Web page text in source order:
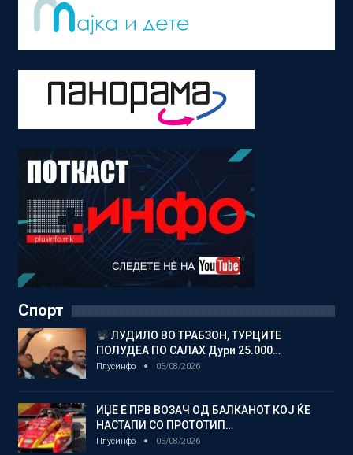
Спорт
ЛУДИЛО ВО ТРАБЗОН, ТУРЦИТЕ
ПОЛУДЕА ПО САЛАХ Дури 25.000…
Плусинфо 05/08/2026
ИЏЕ Е ПРВ ВОЗАЧ ОД БАЛКАНОТ КОЈ ЌЕ
НАСТАПИ СО ПРОТОТИП…
Плусинфо 05/08/2026